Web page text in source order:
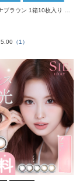
FruFru 1day ルナブラウン 1箱10枚入り 度あり 度なし フルフル カラコン ワンデー
5.00 （1）